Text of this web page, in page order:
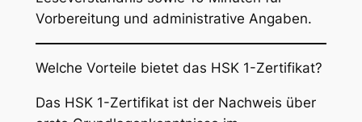
Vorbereitung und administrative Angaben.
Welche Vorteile bietet das HSK 1-Zertifikat?
Das HSK 1-Zertifikat ist der Nachweis über